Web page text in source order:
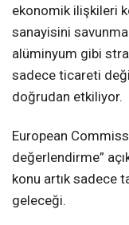
ekonomik ilişkileri
sanayisini
alüminyum gibi
sadece ticareti
doğrudan etkiliyor.
European
değerlendirme”
konu artık sadece
geleceği.